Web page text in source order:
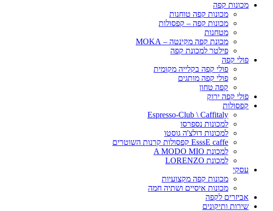
מכונות קפה
מכונות קפה טוחנות
מכונות קפה – קפסולות
מטחנות
מכונת קפה מקינטה – MOKA
פילטר למכונת קפה
פולי קפה
פולי קפה בקלייה מקומית
פולי קפה מותגים
קפה טחון
פולי קפה ירוק
קפסולות
Espresso-Club \ Caffitaly
למכונות נספרסו
למכונות דולצ'ה גוסטו
EsssE caffe קפסולות קרנות השוטרים
למכונת A MODO MIO
למכונת LORENZO
עסקי
מכונות קפה מקצועיות
מכונות איסיים ושתיה חמה
אביזרים לקפה
שירות ותיקונים